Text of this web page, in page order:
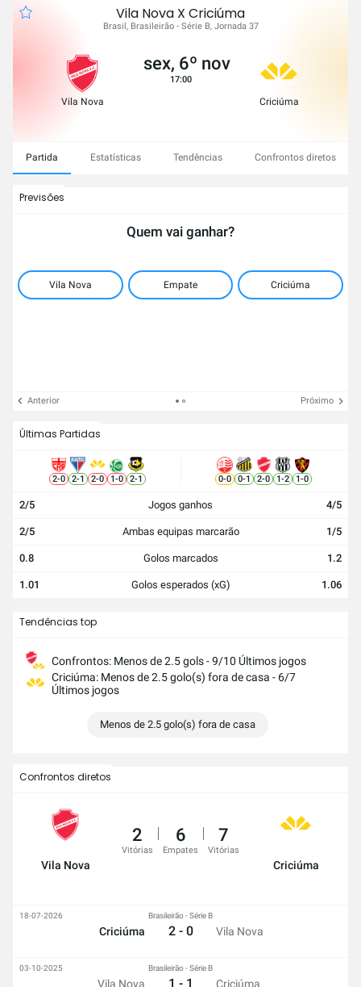
Vila Nova X Criciúma
Brasil, Brasileirão - Série B, Jornada 37
Vila Nova
sex, 6º nov
17:00
Criciúma
Partida Estatísticas Tendências Confrontos diretos
Previsões
Quem vai ganhar?
Vila Nova Empate Criciúma
Anterior Próximo
Últimas Partidas
2-0 2-1 2-0 1-0 2-1 0-0 0-1 2-0 1-2 1-0
2/5 Jogos ganhos 4/5
2/5 Ambas equipas marcarão 1/5
0.8 Golos marcados 1.2
1.01 Golos esperados (xG) 1.06
Tendências top
Confrontos: Menos de 2.5 gols - 9/10 Últimos jogos
Criciúma: Menos de 2.5 golo(s) fora de casa - 6/7
Últimos jogos
Menos de 2.5 golo(s) fora de casa
Confrontos diretos
Vila Nova
2
Vitórias
6
Empates
7
Vitórias
Criciúma
Criciúma
Brasileirão - Série B
2 - 0 Vila Nova
18-07-2026
Vila Nova
Brasileirão - Série B
1 - 1 Criciúma
03-10-2025